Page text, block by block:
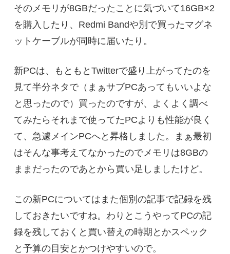
そのメモリが8GBだったことに気づいて16GB×2
を購入したり、Redmi Bandや別で買ったマグネ
ットケーブルが同時に届いたり。
新PCは、もともとTwitterで盛り上がってたのを
見て半分ネタで（まぁサブPCあってもいいよな
と思ったので）買ったのですが、よくよく調べ
てみたらそれまで使ってたPCよりも性能が良く
て、急遽メインPCへと昇格しました。まぁ最初
はそんな事考えてなかったのでメモリは8GBの
ままだったのであとから買い足しましたけど。
この新PCについてはまた個別の記事で記録を残
しておきたいですね。わりとこうやってPCの記
録を残しておくと買い替えの時期とかスペック
と予算の目安とかつけやすいので。